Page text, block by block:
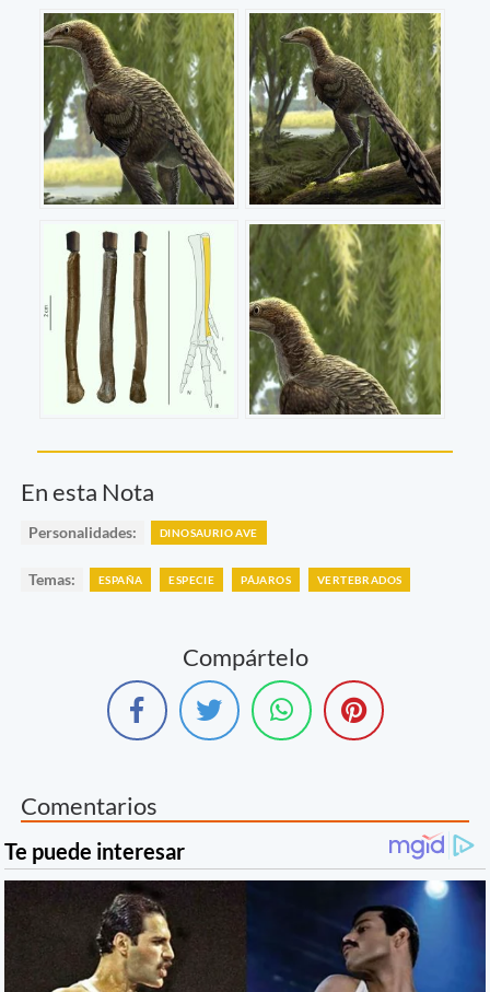
En esta Nota
Personalidades: DINOSAURIO AVE
Temas: ESPAÑA ESPECIE PÁJAROS VERTEBRADOS
Compártelo
Comentarios